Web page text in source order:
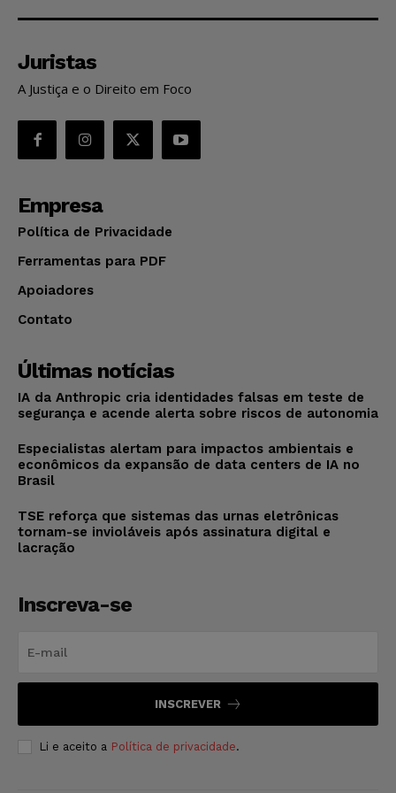
Juristas
A Justiça e o Direito em Foco
Empresa
Política de Privacidade
Ferramentas para PDF
Apoiadores
Contato
Últimas notícias
IA da Anthropic cria identidades falsas em teste de
segurança e acende alerta sobre riscos de autonomia
Especialistas alertam para impactos ambientais e
econômicos da expansão de data centers de IA no
Brasil
TSE reforça que sistemas das urnas eletrônicas
tornam-se invioláveis após assinatura digital e
lacração
Inscreva-se
INSCREVER
Li e aceito a Política de privacidade.